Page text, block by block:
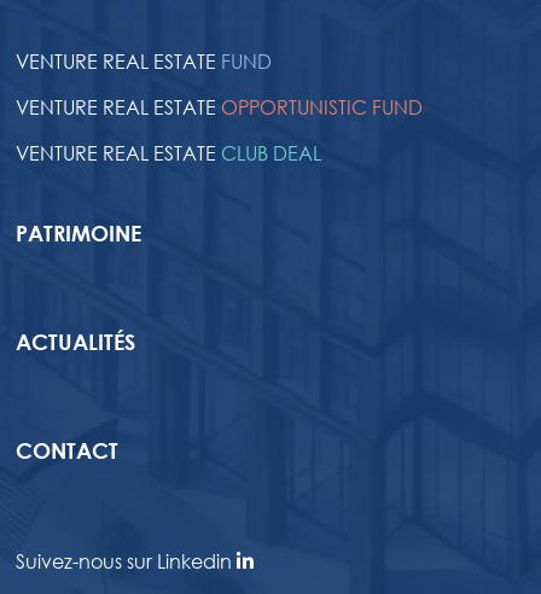
VENTURE REAL ESTATE FUND
VENTURE REAL ESTATE OPPORTUNISTIC FUND
VENTURE REAL ESTATE CLUB DEAL
PATRIMOINE
ACTUALITÉS
CONTACT
Suivez-nous sur Linkedin